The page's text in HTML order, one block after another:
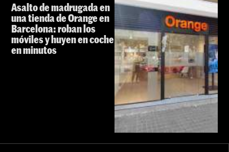
Asalto de madrugada en
una tienda de Orange en
Barcelona: roban los
móviles y huyen en coche
en minutos